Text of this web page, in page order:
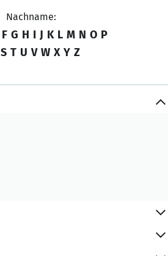
Nachname:
F G H I J K L M N O P
S T U V W X Y Z